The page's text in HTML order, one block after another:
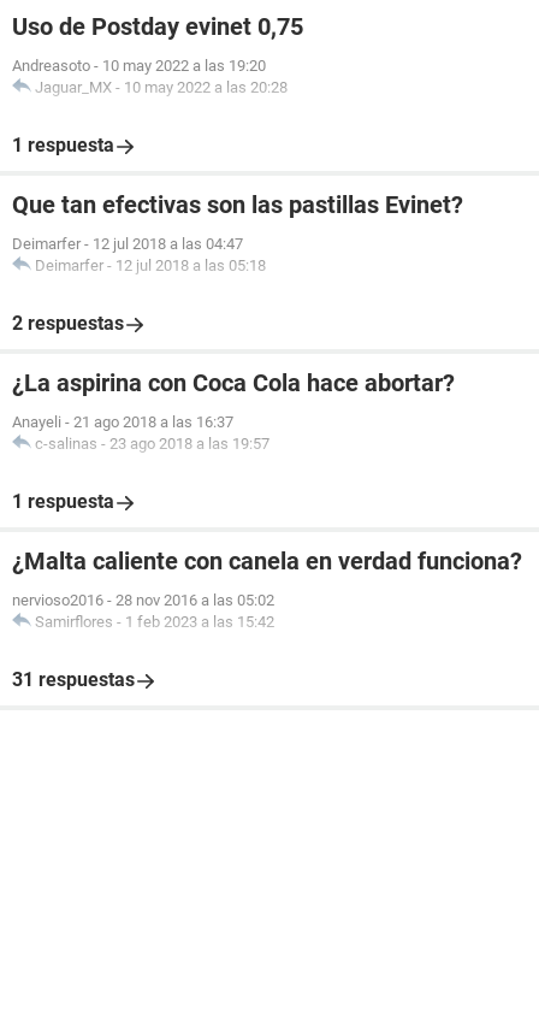
Uso de Postday evinet 0,75
Andreasoto - 10 may 2022 a las 19:20
Jaguar_MX - 10 may 2022 a las 20:28
1 respuesta
Que tan efectivas son las pastillas Evinet?
Deimarfer - 12 jul 2018 a las 04:47
Deimarfer - 12 jul 2018 a las 05:18
2 respuestas
¿La aspirina con Coca Cola hace abortar?
Anayeli - 21 ago 2018 a las 16:37
c-salinas - 23 ago 2018 a las 19:57
1 respuesta
¿Malta caliente con canela en verdad funciona?
nervioso2016 - 28 nov 2016 a las 05:02
Samirflores - 1 feb 2023 a las 15:42
31 respuestas